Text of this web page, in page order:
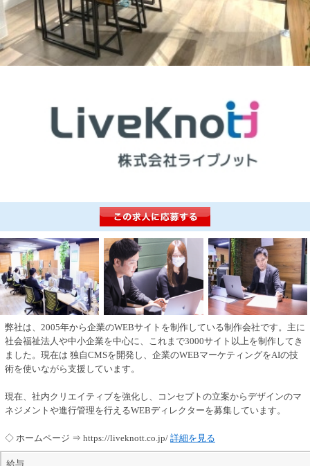
弊社は、2005年から企業のWEBサイトを制作している制作会社です。主に
社会福祉法人や中小企業を中心に、これまで3000サイト以上を制作してき
ました。現在は 独自CMSを開発し、企業のWEBマーケティングをAIの技
術を使いながら支援しています。
現在、社内クリエイティブを強化し、コンセプトの立案からデザインのマ
ネジメントや進行管理を行えるWEBディレクターを募集しています。
◇ ホームページ ⇒ https://liveknott.co.jp/ 詳細を見る
給与